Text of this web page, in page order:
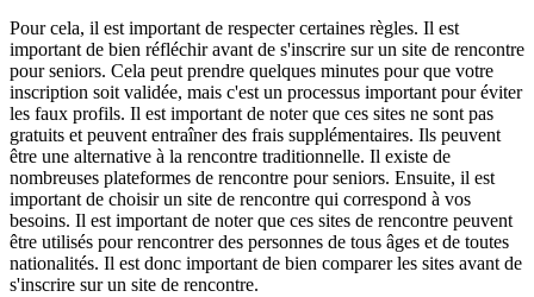
Pour cela, il est important de respecter certaines règles. Il est
important de bien réfléchir avant de s'inscrire sur un site de rencontre
pour seniors. Cela peut prendre quelques minutes pour que votre
inscription soit validée, mais c'est un processus important pour éviter
les faux profils. Il est important de noter que ces sites ne sont pas
gratuits et peuvent entraîner des frais supplémentaires. Ils peuvent
être une alternative à la rencontre traditionnelle. Il existe de
nombreuses plateformes de rencontre pour seniors. Ensuite, il est
important de choisir un site de rencontre qui correspond à vos
besoins. Il est important de noter que ces sites de rencontre peuvent
être utilisés pour rencontrer des personnes de tous âges et de toutes
nationalités. Il est donc important de bien comparer les sites avant de
s'inscrire sur un site de rencontre.